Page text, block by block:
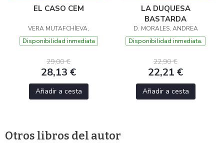
EL CASO CEM
VERA MUTAFCHÍEVA,
Disponibilidad inmediata
29,00 €
28,13 €
Añadir a cesta
LA DUQUESA
BASTARDA
D. MORALES, ANDREA
Disponibilidad inmediata.
22,90 €
22,21 €
Añadir a cesta
Otros libros del autor